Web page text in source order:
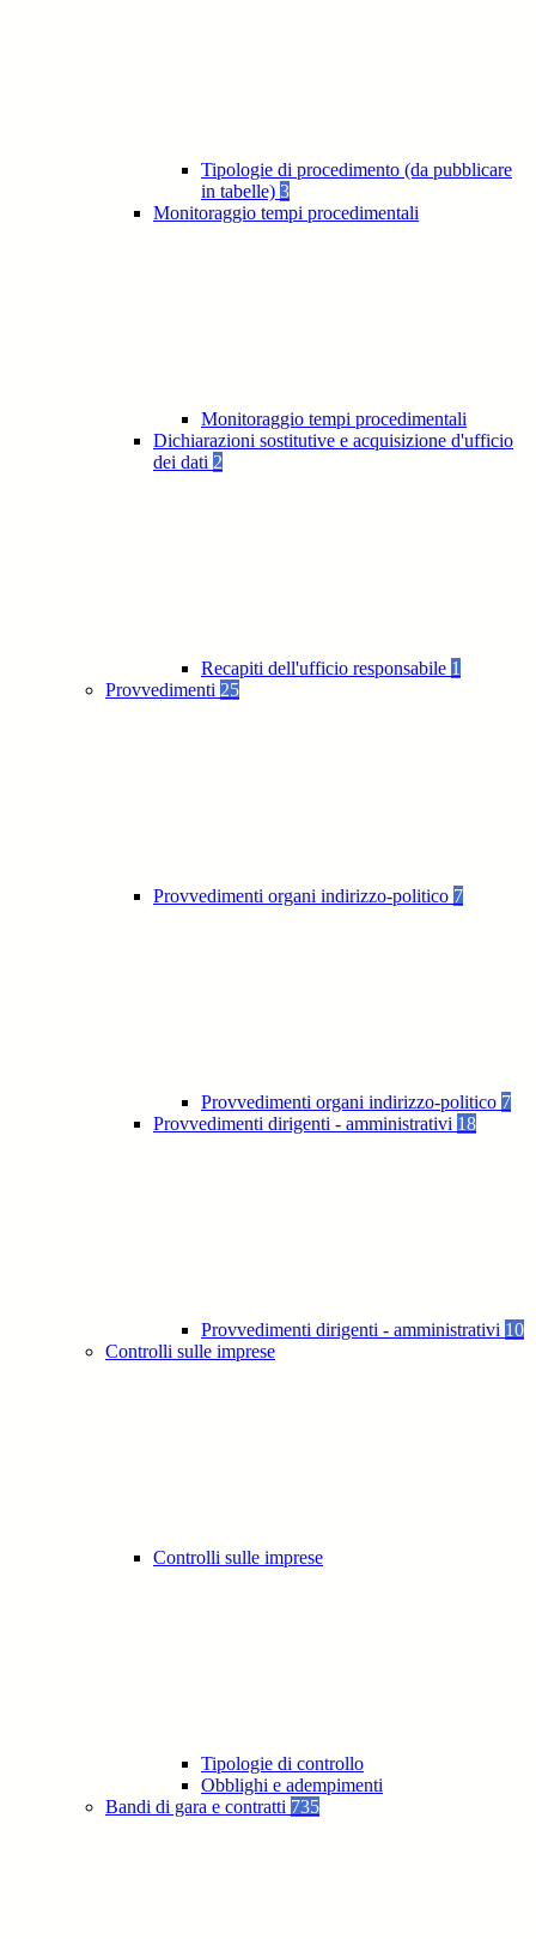
Tipologie di procedimento (da pubblicare
in tabelle) 3
Monitoraggio tempi procedimentali
Monitoraggio tempi procedimentali
Dichiarazioni sostitutive e acquisizione d'ufficio
dei dati 2
Recapiti dell'ufficio responsabile 1
Provvedimenti 25
Provvedimenti organi indirizzo-politico 7
Provvedimenti organi indirizzo-politico 7
Provvedimenti dirigenti - amministrativi 18
Provvedimenti dirigenti - amministrativi 10
Controlli sulle imprese
Controlli sulle imprese
Tipologie di controllo
Obblighi e adempimenti
Bandi di gara e contratti 735